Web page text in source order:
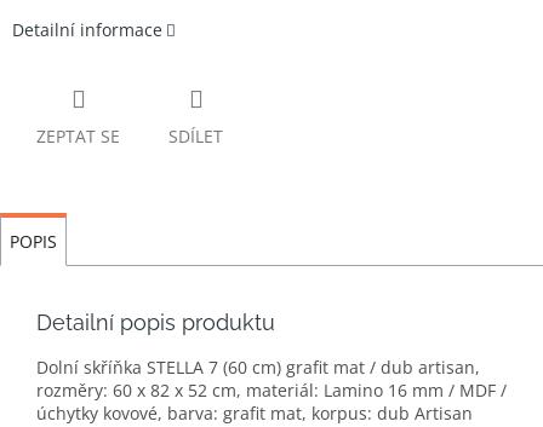
Detailní informace
ZEPTAT SE SDÍLET
POPIS
Detailní popis produktu
Dolní skříňka STELLA 7 (60 cm) grafit mat / dub artisan,
rozměry: 60 x 82 x 52 cm, materiál: Lamino 16 mm / MDF /
úchytky kovové, barva: grafit mat, korpus: dub Artisan